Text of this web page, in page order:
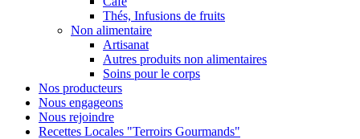
Thés, Infusions de fruits
Non alimentaire
Artisanat
Autres produits non alimentaires
Soins pour le corps
Nos producteurs
Nous engageons
Nous rejoindre
Recettes Locales "Terroirs Gourmands"